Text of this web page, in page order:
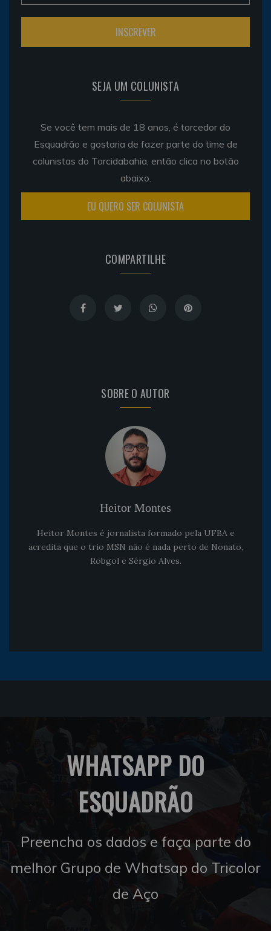
SEJA UM COLUNISTA
Se você tem mais de 18 anos, é torcedor do
Esquadrão e gostaria de fazer parte do time de
colunistas do Torcidabahia, então clica no botão
abaixo.
EU QUERO SER COLUNISTA
COMPARTILHE
SOBRE O AUTOR
Heitor Montes
Heitor Montes é jornalista formado pela UFBA e
acredita que o trio MSN não é nada perto de Nonato,
Robgol e Sérgio Alves.
WHATSAPP DO
ESQUADRÃO
Preencha os dados e faça parte do
melhor Grupo de Whatsap do Tricolor
de Aço